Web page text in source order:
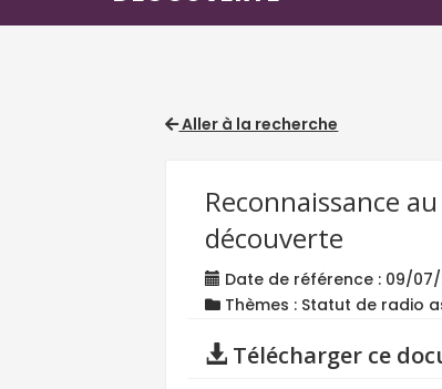
Aller à la recherche
Reconnaissance
découverte
Date de référence : 09/
Thèmes : Statut de radio
Télécharger ce